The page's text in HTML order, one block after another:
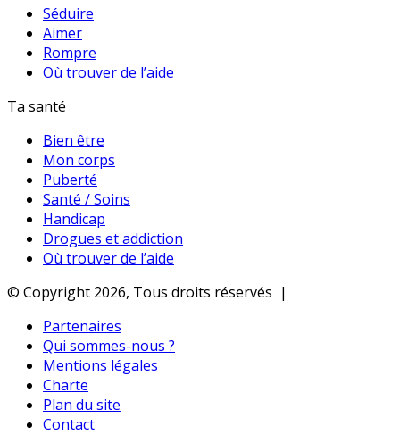
Séduire
Aimer
Rompre
Où trouver de l’aide
Ta santé
Bien être
Mon corps
Puberté
Santé / Soins
Handicap
Drogues et addiction
Où trouver de l’aide
© Copyright 2026, Tous droits réservés |
Partenaires
Qui sommes-nous ?
Mentions légales
Charte
Plan du site
Contact